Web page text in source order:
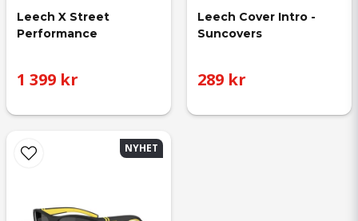
Leech X Street
Performance
1 399 kr
Leech Cover Intro -
Suncovers
289 kr
NYHET